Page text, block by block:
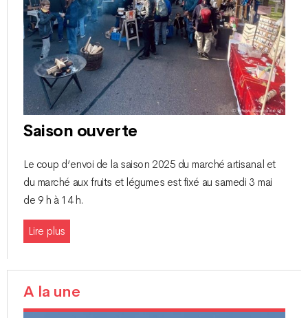
Saison ouverte
Le coup d’envoi de la saison 2025 du marché artisanal et
du marché aux fruits et légumes est fixé au samedi 3 mai
de 9 h à 14 h.
Lire plus
A la une